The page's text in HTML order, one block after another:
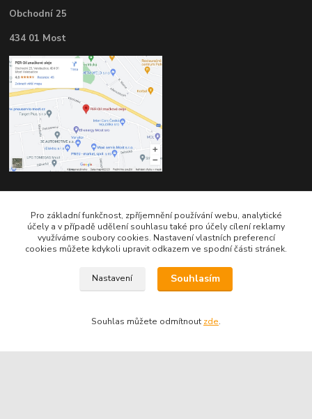
Obchodní 25
434 01 Most
Kontakty
Pro základní funkčnost, zpříjemnění používání webu, analytické
účely a v případě udělení souhlasu také pro účely cílení reklamy
využíváme soubory cookies. Nastavení vlastních preferencí
cookies můžete kdykoli upravit odkazem ve spodní části stránek.
Nastavení Souhlasím
Souhlas můžete odmítnout zde.